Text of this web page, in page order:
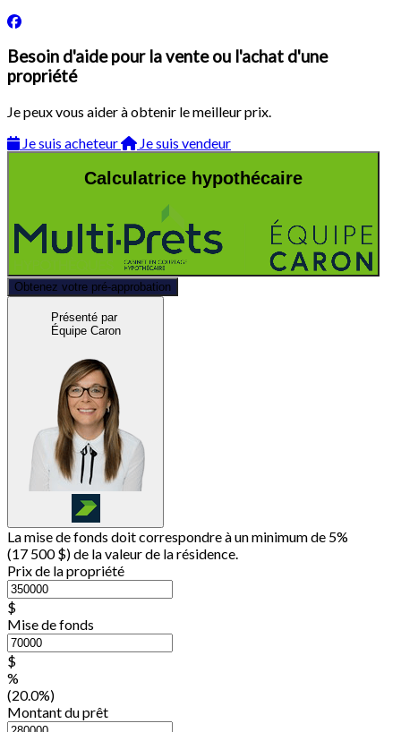
Besoin d'aide pour la vente ou l'achat d'une
propriété
Je peux vous aider à obtenir le meilleur prix.
Je suis acheteur
Je suis vendeur
Calculatrice hypothécaire
Obtenez votre pré-approbation
Présenté par
Équipe Caron
La mise de fonds doit correspondre à un minimum de 5%
(17 500 $) de la valeur de la résidence.
Prix de la propriété
$
Mise de fonds
$
%
(20.0%)
Montant du prêt